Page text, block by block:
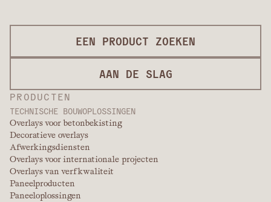
PRODUCTEN
TECHNISCHE BOUWOPLOSSINGEN
Overlays voor betonbekisting
Decoratieve overlays
Afwerkingsdiensten
Overlays voor internationale projecten
Overlays van verfkwaliteit
Paneelproducten
Paneeloplossingen
EEN PRODUCT ZOEKEN
AAN DE SLAG